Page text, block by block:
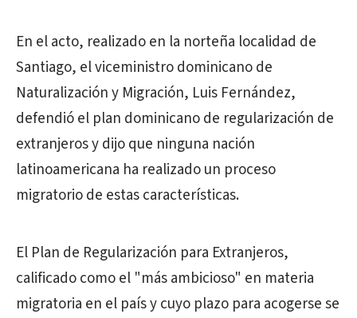
En el acto, realizado en la norteña localidad de
Santiago, el viceministro dominicano de
Naturalización y Migración, Luis Fernández,
defendió el plan dominicano de regularización de
extranjeros y dijo que ninguna nación
latinoamericana ha realizado un proceso
migratorio de estas características.
El Plan de Regularización para Extranjeros,
calificado como el "más ambicioso" en materia
migratoria en el país y cuyo plazo para acogerse se